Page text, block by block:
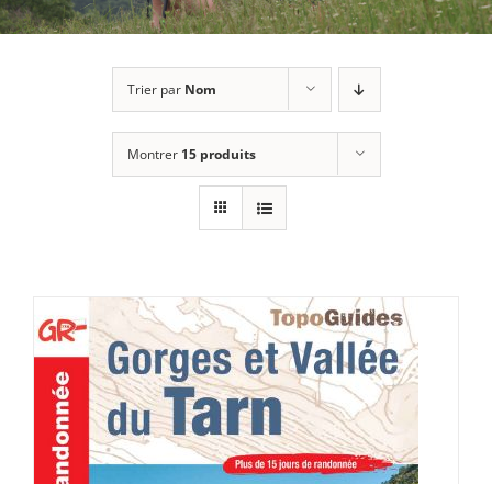
Trier par Nom
Montrer 15 produits